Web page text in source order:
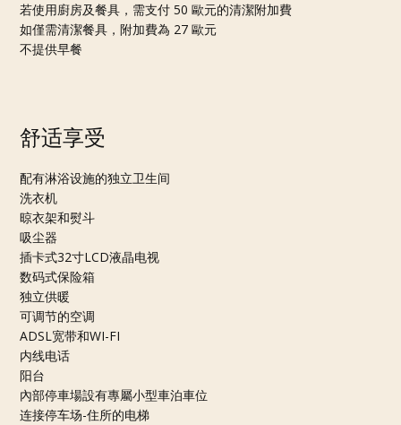
若使用廚房及餐具，需支付 50 歐元的清潔附加費
如僅需清潔餐具，附加費為 27 歐元
不提供早餐
舒适享受
配有淋浴设施的独立卫生间
洗衣机
晾衣架和熨斗
吸尘器
插卡式32寸LCD液晶电视
数码式保险箱
独立供暖
可调节的空调
ADSL宽带和WI-FI
内线电话
阳台
內部停車場設有專屬小型車泊車位
连接停车场-住所的电梯